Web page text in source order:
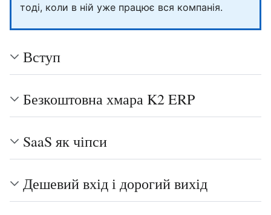
тоді, коли в ній уже працює вся компанія.
Вступ
Безкоштовна хмара K2 ERP
SaaS як чіпси
Дешевий вхід і дорогий вихід